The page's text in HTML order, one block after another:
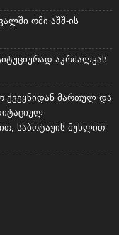
ომი აშშ-ის
აკრძალვას
ქვეყნიდან მართულ და
საბოტაჟის მუხლით